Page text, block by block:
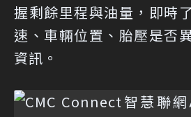
握剩餘里程與油量，即時
速、車輛位置、胎壓是否
資訊。